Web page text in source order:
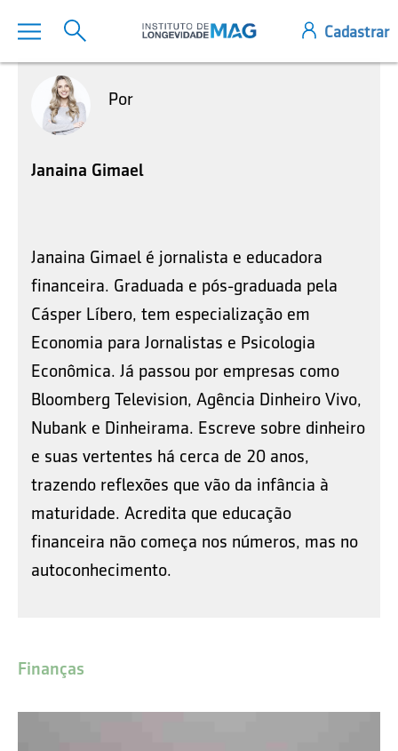
Por
Janaina Gimael
Janaina Gimael é jornalista e educadora
financeira. Graduada e pós-graduada pela
Cásper Líbero, tem especialização em
Economia para Jornalistas e Psicologia
Econômica. Já passou por empresas como
Bloomberg Television, Agência Dinheiro Vivo,
Nubank e Dinheirama. Escreve sobre dinheiro
e suas vertentes há cerca de 20 anos,
trazendo reflexões que vão da infância à
maturidade. Acredita que educação
financeira não começa nos números, mas no
autoconhecimento.
Finanças